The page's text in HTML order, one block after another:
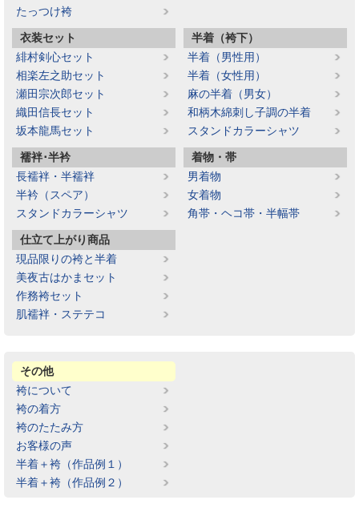
たっつけ袴
衣装セット
緋村剣心セット
相楽左之助セット
瀬田宗次郎セット
織田信長セット
坂本龍馬セット
半着（袴下）
半着（男性用）
半着（女性用）
麻の半着（男女）
和柄木綿刺し子調の半着
スタンドカラーシャツ
襦袢･半衿
長襦袢・半襦袢
半衿（スペア）
スタンドカラーシャツ
着物・帯
男着物
女着物
角帯・ヘコ帯・半幅帯
仕立て上がり商品
現品限りの袴と半着
美夜古はかまセット
作務袴セット
肌襦袢・ステテコ
その他
袴について
袴の着方
袴のたたみ方
お客様の声
半着＋袴（作品例１）
半着＋袴（作品例２）